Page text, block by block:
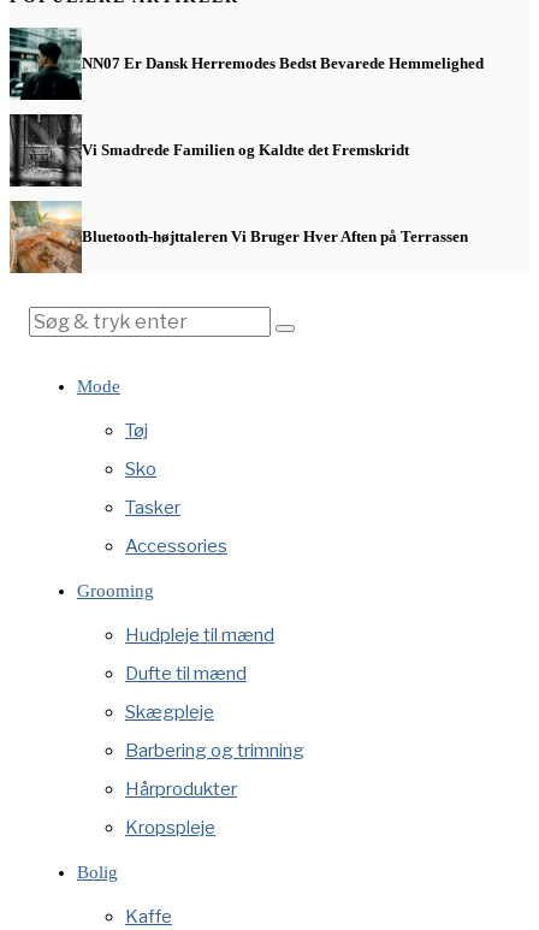
NN07 Er Dansk Herremodes Bedst Bevarede Hemmelighed
Vi Smadrede Familien og Kaldte det Fremskridt
Bluetooth-højttaleren Vi Bruger Hver Aften på Terrassen
Mode
Tøj
Sko
Tasker
Accessories
Grooming
Hudpleje til mænd
Dufte til mænd
Skægpleje
Barbering og trimning
Hårprodukter
Kropspleje
Bolig
Kaffe